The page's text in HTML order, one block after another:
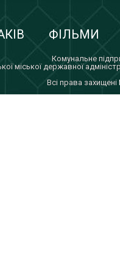
ФІЛЬМИ
Комунальне
міської державної
Всi права захищенi